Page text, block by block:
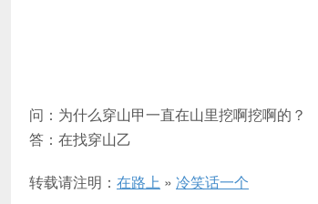
问：为什么穿山甲一直在山里挖啊挖啊的？
答：在找穿山乙
转载请注明： 在路上 » 冷笑话一个